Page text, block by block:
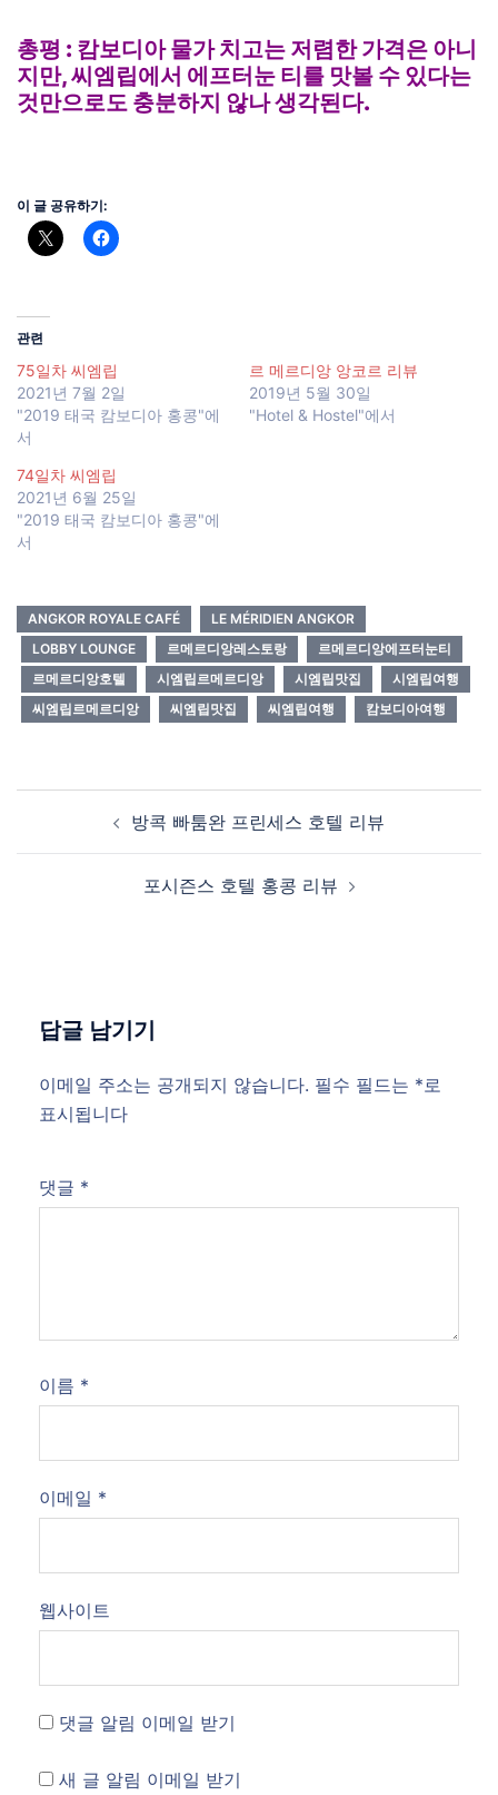
총평 : 캄보디아 물가 치고는 저렴한 가격은 아니
지만, 씨엠립에서 에프터눈 티를 맛볼 수 있다는
것만으로도 충분하지 않나 생각된다.
이 글 공유하기:
관련
75일차 씨엠립
2021년 7월 2일
"2019 태국 캄보디아 홍콩"에
서
르 메르디앙 앙코르 리뷰
2019년 5월 30일
"Hotel & Hostel"에서
74일차 씨엠립
2021년 6월 25일
"2019 태국 캄보디아 홍콩"에
서
ANGKOR ROYALE CAFÉ
LE MÉRIDIEN ANGKOR
LOBBY LOUNGE
르메르디앙레스토랑
르메르디앙에프터눈티
르메르디앙호텔
시엠립르메르디앙 시엠립맛집
시엠립여행
씨엠립르메르디앙
씨엠립맛집 씨엠립여행 캄보디아여행
navigation방콕 빠툼완 프린세스 호텔 리뷰
포시즌스 호텔 홍콩 리뷰
답글 남기기
이메일 주소는 공개되지 않습니다. 필수 필드는 *로
표시됩니다
댓글 *
이름 *
이메일 *
웹사이트
댓글 알림 이메일 받기
새 글 알림 이메일 받기